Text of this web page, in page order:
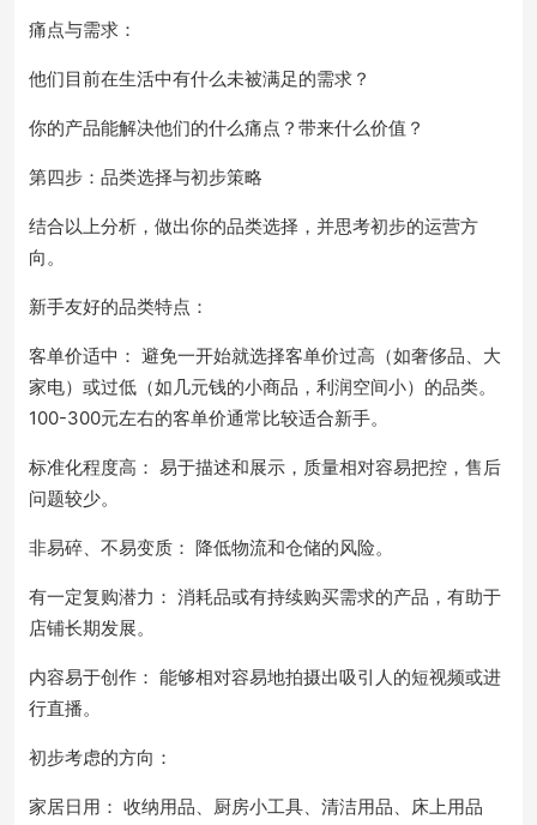
痛点与需求：
他们目前在生活中有什么未被满足的需求？
你的产品能解决他们的什么痛点？带来什么价值？
第四步：品类选择与初步策略
结合以上分析，做出你的品类选择，并思考初步的运营方
向。
新手友好的品类特点：
客单价适中： 避免一开始就选择客单价过高（如奢侈品、大
家电）或过低（如几元钱的小商品，利润空间小）的品类。
100-300元左右的客单价通常比较适合新手。
标准化程度高： 易于描述和展示，质量相对容易把控，售后
问题较少。
非易碎、不易变质： 降低物流和仓储的风险。
有一定复购潜力： 消耗品或有持续购买需求的产品，有助于
店铺长期发展。
内容易于创作： 能够相对容易地拍摄出吸引人的短视频或进
行直播。
初步考虑的方向：
家居日用： 收纳用品、厨房小工具、清洁用品、床上用品